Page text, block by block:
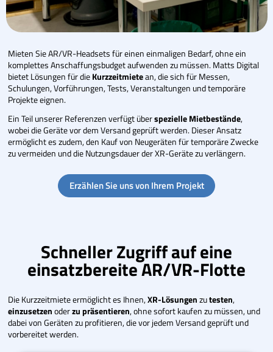
Mieten Sie AR/VR-Headsets für einen einmaligen Bedarf, ohne ein
komplettes Anschaffungsbudget aufwenden zu müssen. Matts Digital
bietet Lösungen für dieKurzzeitmietean, die sich für Messen,
Schulungen, Vorführungen, Tests, Veranstaltungen und temporäre
Projekte eignen.
Ein Teil unserer Referenzen verfügt überspezielle Mietbestände,
wobei die Geräte vor dem Versand geprüft werden. Dieser Ansatz
ermöglicht es zudem, den Kauf von Neugeräten für temporäre Zwecke
zu vermeiden und die Nutzungsdauer der XR-Geräte zu verlängern.
Erzählen Sie uns von Ihrem Projekt
Schneller Zugriff auf eine
einsatzbereite AR/VR-Flotte
Die Kurzzeitmiete ermöglicht es Ihnen,XR-Lösungenzutesten,
einzusetzenoderzu präsentieren, ohne sofort kaufen zu müssen, und
dabei von Geräten zu profitieren, die vor jedem Versand geprüft und
vorbereitet werden.